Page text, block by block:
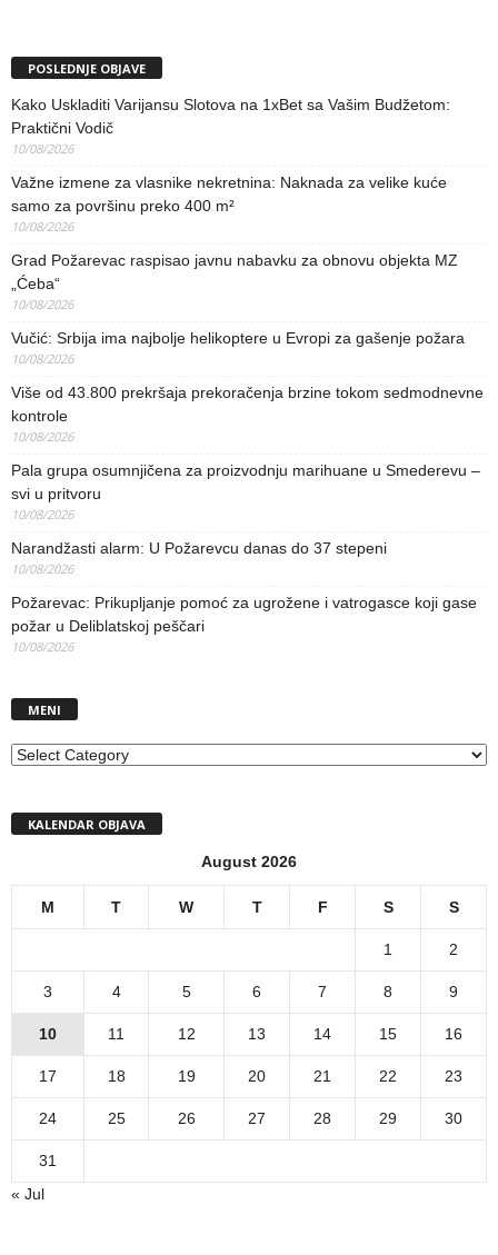
POSLEDNJE OBJAVE
Kako Uskladiti Varijansu Slotova na 1xBet sa Vašim Budžetom:
Praktični Vodič
10/08/2026
Važne izmene za vlasnike nekretnina: Naknada za velike kuće
samo za površinu preko 400 m²
10/08/2026
Grad Požarevac raspisao javnu nabavku za obnovu objekta MZ
„Ćeba“
10/08/2026
Vučić: Srbija ima najbolje helikoptere u Evropi za gašenje požara
10/08/2026
Više od 43.800 prekršaja prekoračenja brzine tokom sedmodnevne
kontrole
10/08/2026
Pala grupa osumnjičena za proizvodnju marihuane u Smederevu –
svi u pritvoru
10/08/2026
Narandžasti alarm: U Požarevcu danas do 37 stepeni
10/08/2026
Požarevac: Prikupljanje pomoć za ugrožene i vatrogasce koji gase
požar u Deliblatskoj peščari
10/08/2026
MENI
MENI
KALENDAR OBJAVA
August 2026
M T W T F S S
1 2
3 4 5 6 7 8 9
10 11 12 13 14 15 16
17 18 19 20 21 22 23
24 25 26 27 28 29 30
31
« Jul